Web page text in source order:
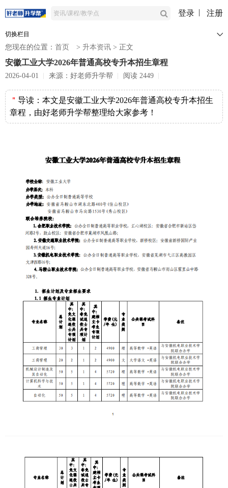
登录 注册
切换栏目
您现在的位置： 首页 > 升本资讯 > 正文
安徽工业大学2026年普通高校专升本招生章程
2026-04-01 来源：好老师升学帮 阅读 2449
＂ 导读： 本文是安徽工业大学2026年普通高校专升本招生
章程，由好老师升学帮整理给大家参考！